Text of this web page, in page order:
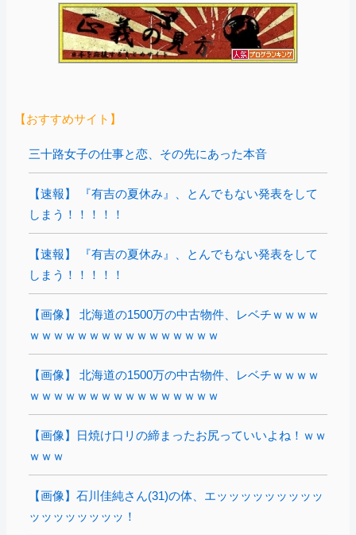
【おすすめサイト】
三十路女子の仕事と恋、その先にあった本音
【速報】 『有吉の夏休み』、とんでもない発表をして
しまう！！！！！
【速報】 『有吉の夏休み』、とんでもない発表をして
しまう！！！！！
【画像】 北海道の1500万の中古物件、レベチｗｗｗｗ
ｗｗｗｗｗｗｗｗｗｗｗｗｗｗｗｗ
【画像】 北海道の1500万の中古物件、レベチｗｗｗｗ
ｗｗｗｗｗｗｗｗｗｗｗｗｗｗｗｗ
【画像】日焼け口リの締まったお尻っていいよね！ｗｗ
ｗｗｗ
【画像】石川佳純さん(31)の体、エッッッッッッッッッ
ッッッッッッッッ！